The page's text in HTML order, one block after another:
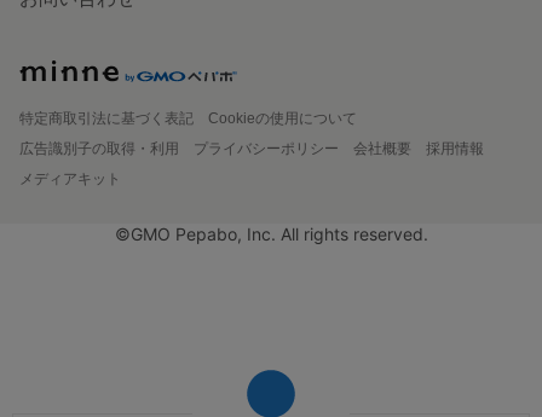
特定商取引法に基づく表記
Cookieの使用について
広告識別子の取得・利用
プライバシーポリシー 会社概要
採用情報
メディアキット
©GMO Pepabo, Inc. All rights reserved.